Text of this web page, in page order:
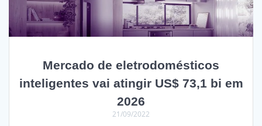
Mercado de eletrodomésticos
inteligentes vai atingir US$ 73,1 bi em
2026
21/09/2022